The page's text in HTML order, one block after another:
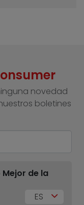
novedad
boletines
de la
ES